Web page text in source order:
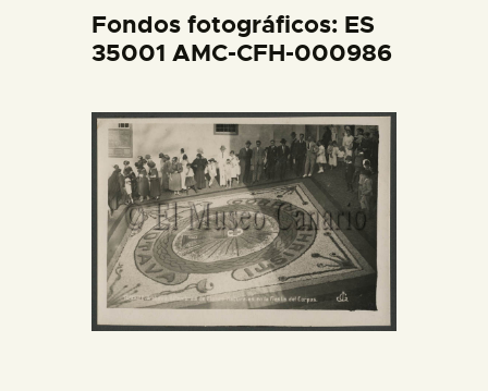
DIDÁCTICA
PREPARAR LA VISITA
ACTIVIDADES
█
Fondos fotográficos: ES
35001 AMC-CFH-000986